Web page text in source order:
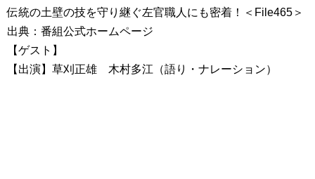
伝統の土壁の技を守り継ぐ左官職人にも密着！＜File465＞
出典：番組公式ホームページ
【ゲスト】
【出演】草刈正雄 木村多江（語り・ナレーション）